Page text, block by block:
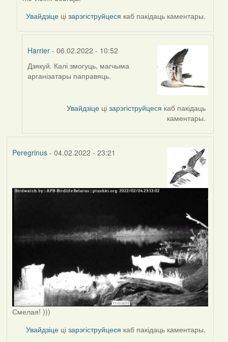
reply
to
Harrier
Увайдзіце цізарэгіструйцеся каб пакідаць каментары.
Harrier- 06.02.2022 - 10:52
In
reply
Дзякуй. Калі змогуць, магчыма
арганізатары паправяць.
Увайдзіце цізарэгіструйцеся каб пакідаць
каментары.
Peregrinus- 04.02.2022 - 23:21
Смелая! )))
Увайдзіце цізарэгіструйцеся каб пакідаць каментары.